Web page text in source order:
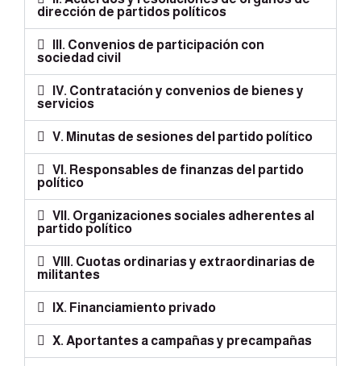
dirección de partidos políticos
III. Convenios de participación con
sociedad civil
IV. Contratación y convenios de bienes y
servicios
V. Minutas de sesiones del partido político
VI. Responsables de finanzas del partido
político
VII. Organizaciones sociales adherentes al
partido político
VIII. Cuotas ordinarias y extraordinarias de
militantes
IX. Financiamiento privado
X. Aportantes a campañas y precampañas